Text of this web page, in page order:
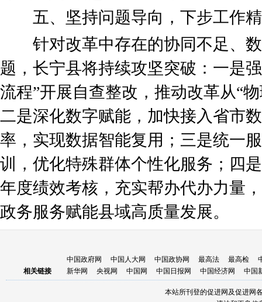
五、坚持问题导向，下步工作
针对改革中存在的协同不足、数
题，长宁县将持续攻坚突破：一是
流程”开展自查整改，推动改革从“
二是深化数字赋能，加快接入省市
率，实现数据智能复用；三是统一
训，优化特殊群体个性化服务；四
年度绩效考核，充实帮办代办力量
政务服务赋能县域高质量发展。
相关链接
中国政府网 中国人大网 中国政协网 最高法 最高检
新华网
央视网 中国网 中国日报网 中国经济网 中国
本站所刊登的促进网及促进网